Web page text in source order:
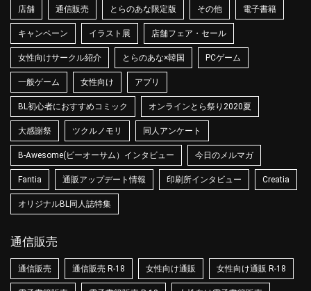
店舗 通信販売 とらのあな限定版 その他 電子書籍
キャンペーン イラスト展 店舗フェア・セール
女性向けサークル紹介 とらのあな×韓国 PCゲーム
一般ゲーム 女性向け アプリ
BL初心者におすすめコミック オンラインとら祭り2020夏
大感謝祭 ツクルノモリ 同人アンケート
B-Awesome(ビーオーサム）インタビュー 今日のメルマガ
Fantia 通販アップデート情報 印刷所インタビュー Creatia
オリジナルBL同人誌特集
通信販売
通信販売 通信販売 R-18 女性向け通販 女性向け通販 R-18